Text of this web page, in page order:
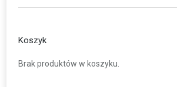
Koszyk
Brak produktów w koszyku.